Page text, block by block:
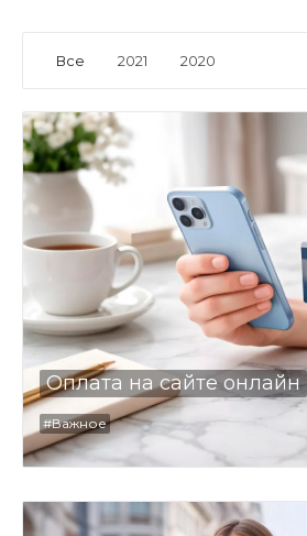
Все 2021 2020
Оплата на сайте онлайн
#Важное